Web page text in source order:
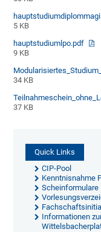
5 KB
hauptstudiumlpo.pdf
9 KB
34 KB
37 KB
Quick Links
CIP-Pool
Kenntnisnahme
Scheinformulare
Informationen